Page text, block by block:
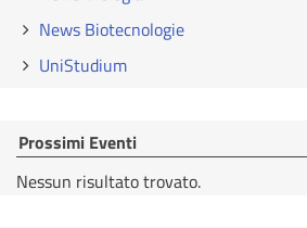
News Biotecnologie
UniStudium
Prossimi Eventi
Nessun risultato trovato.